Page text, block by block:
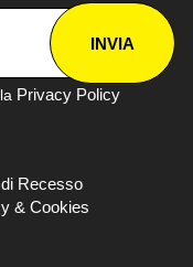
INVIA
Privacy Policy
Recesso
& Cookies